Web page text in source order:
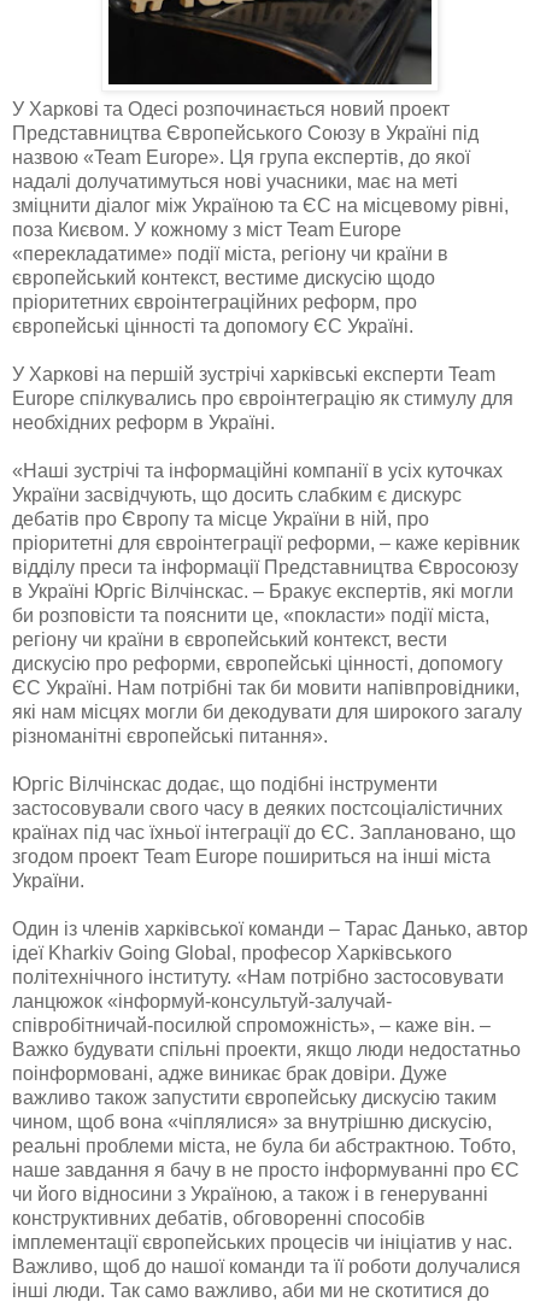
У Харкові та Одесі розпочинається новий проект
Представництва Європейського Союзу в Україні під
назвою «Team Europe». Ця група експертів, до якої
надалі долучатимуться нові учасники, має на меті
зміцнити діалог між Україною та ЄС на місцевому рівні,
поза Києвом. У кожному з міст Team Europe
«перекладатиме» події міста, регіону чи країни в
європейський контекст, вестиме дискусію щодо
пріоритетних євроінтеграційних реформ, про
європейські цінності та допомогу ЄС Україні.
У Харкові на першій зустрічі харківські експерти Team
Europe спілкувались про євроінтеграцію як стимулу для
необхідних реформ в Україні.
«Наші зустрічі та інформаційні компанії в усіх куточках
України засвідчують, що досить слабким є дискурс
дебатів про Європу та місце України в ній, про
пріоритетні для євроінтеграції реформи, – каже керівник
відділу преси та інформації Представництва Євросоюзу
в Україні Юргіс Вілчінскас. – Бракує експертів, які могли
би розповісти та пояснити це, «покласти» події міста,
регіону чи країни в європейський контекст, вести
дискусію про реформи, європейські цінності, допомогу
ЄС Україні. Нам потрібні так би мовити напівпровідники,
які нам місцях могли би декодувати для широкого загалу
різноманітні європейські питання».
Юргіс Вілчінскас додає, що подібні інструменти
застосовували свого часу в деяких постсоціалістичних
країнах під час їхньої інтеграції до ЄС. Заплановано, що
згодом проект Team Europe пошириться на інші міста
України.
Один із членів харківської команди – Тарас Данько, автор
ідеї Kharkiv Going Global, професор Харківського
політехнічного інституту. «Нам потрібно застосовувати
ланцюжок «інформуй-консультуй-залучай-
співробітничай-посилюй спроможність», – каже він. –
Важко будувати спільні проекти, якщо люди недостатньо
поінформовані, адже виникає брак довіри. Дуже
важливо також запустити європейську дискусію таким
чином, щоб вона «чіплялися» за внутрішню дискусію,
реальні проблеми міста, не була би абстрактною. Тобто,
наше завдання я бачу в не просто інформуванні про ЄС
чи його відносини з Україною, а також і в генеруванні
конструктивних дебатів, обговоренні способів
імплементації європейських процесів чи ініціатив у нас.
Важливо, щоб до нашої команди та її роботи долучалися
інші люди. Так само важливо, аби ми не скотитися до